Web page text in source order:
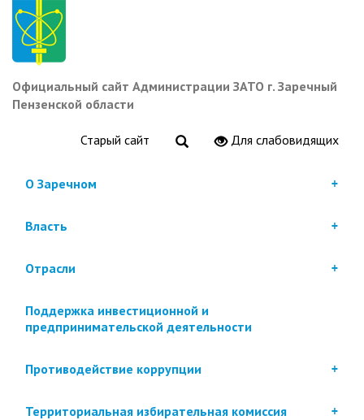
Перейти
основному
содержанию
Официальный сайт Администрации ЗАТО г. Заречный
Пензенской области
Старый сайт Для слабовидящих
О Заречном
Власть
Отрасли
Поддержка инвестиционной и
предпринимательской деятельности
Противодействие коррупции
Территориальная избирательная комиссия